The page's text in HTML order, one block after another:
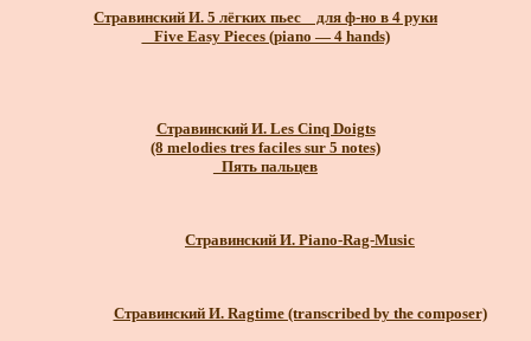
Стравинский И. 5 лёгких пьес _ для ф-но в 4 руки
_ Five Easy Pieces (piano — 4 hands)
Стравинский И. Les Cinq Doigts
(8 melodies tres faciles sur 5 notes)
_Пять пальцев
Стравинский И. Piano-Rag-Music
Стравинский И. Ragtime (transcribed by the composer)